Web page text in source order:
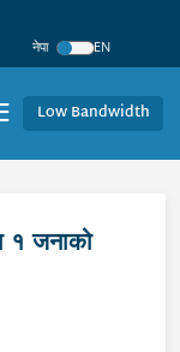
नेपा
EN
Low Bandwidth
१ जनाको